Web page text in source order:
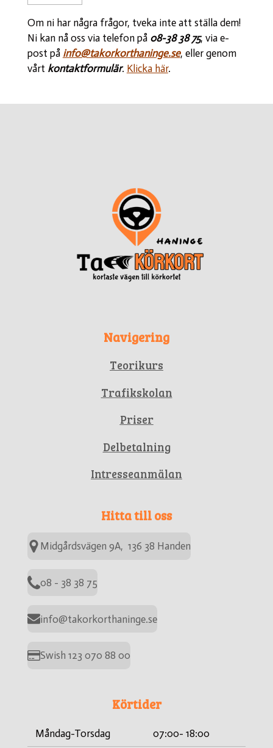
Om ni har några frågor, tveka inte att ställa dem!
Ni kan nå oss via telefon på 08-38 38 75, via e-
post på info@takorkorthaninge.se, eller genom
vårt kontaktformulär. Klicka här.
Navigering
Teorikurs
Trafikskolan
Priser
Delbetalning
Intresseanmälan
Hitta till oss
Midgårdsvägen 9A, 136 38 Handen
08 - 38 38 75
info@takorkorthaninge.se
Swish 123 070 88 00
Körtider
Måndag-Torsdag 07:00- 18:00